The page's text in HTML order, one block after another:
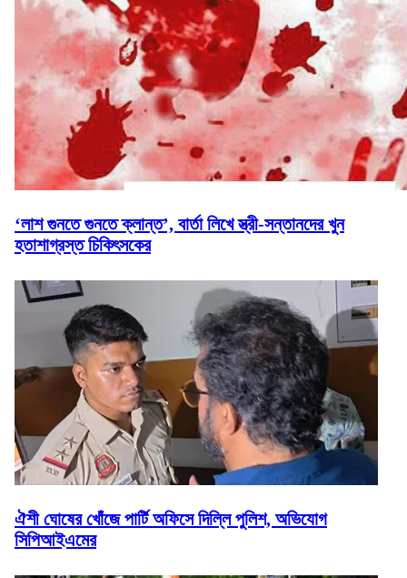
‘লাশ গুনতে গুনতে ক্লান্ত’, বার্তা লিখে স্ত্রী-সন্তানদের খুন
হতাশাগ্রস্ত চিকিৎসকের
ঐশী ঘোষের খোঁজে পার্টি অফিসে দিল্লি পুলিশ, অভিযোগ
সিপিআইএমের